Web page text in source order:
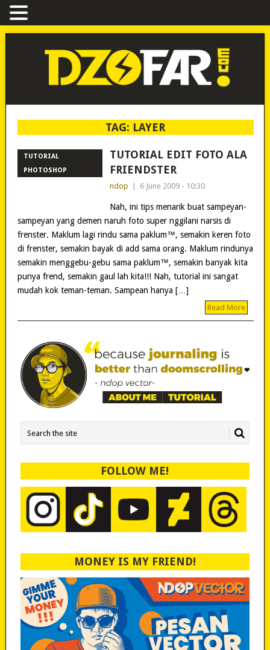
TAG: LAYER
TUTORIAL
PHOTOSHOP
TUTORIAL EDIT FOTO ALA
FRIENDSTER
ndop 6 June 2009 - 10:30
Nah, ini tips menarik buat sampeyan-
sampeyan yang demen naruh foto super nggilani narsis di
frenster. Maklum lagi rindu sama paklum™, semakin keren foto
di frenster, semakin bayak di add sama orang. Maklum rindunya
semakin menggebu-gebu sama paklum™, semakin banyak kita
punya frend, semakin gaul lah kita!!! Nah, tutorial ini sangat
mudah kok teman-teman. Sampean hanya […]
Read More
FOLLOW ME!
MONEY IS MY FRIEND!